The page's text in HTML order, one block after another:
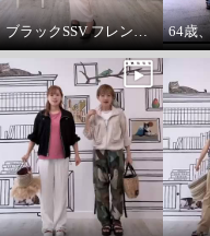
ブラックSSV フレンチシャツにブラックブルゾン so cool!